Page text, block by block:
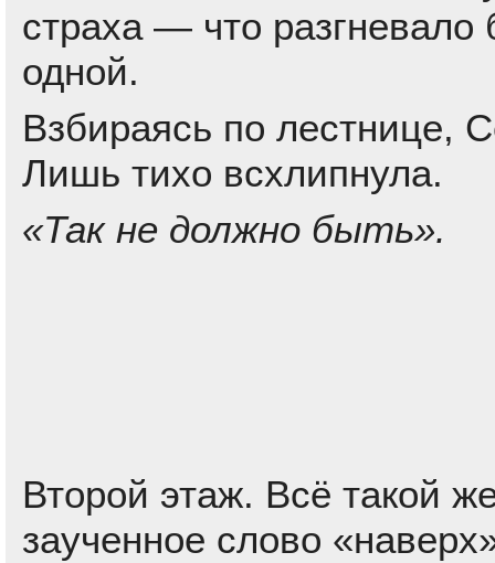
страха — что
одной.
Взбираясь по лестнице,
Лишь тихо всхлипнула.
«Так не должно быть».
Второй этаж. Всё такой
заученное слово